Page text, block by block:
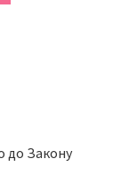
до Закону